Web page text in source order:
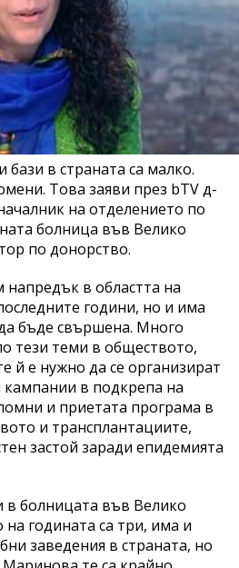
в страната са малко.
Това заяви през bTV д-
на отделението по
болница във Велико
по донорство.
в областта на
години, но и има
бъде свършена. Много
тези теми в обществото,
й е нужно да се организират
в подкрепа на
и приетата програма в
и трансплантациите,
застой заради епидемията
в болницата във Велико
годината са три, има и
заведения в страната, но